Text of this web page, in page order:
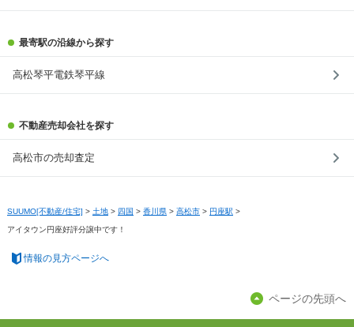
最寄駅の沿線から探す
高松琴平電鉄琴平線
不動産売却会社を探す
高松市の売却査定
SUUMO[不動産/住宅] > 土地 > 四国 > 香川県 > 高松市 > 円座駅 >
アイタウン円座好評分譲中です！
情報の見方ページへ
ページの先頭へ